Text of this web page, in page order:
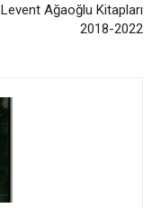
Levent Ağaoğlu Kitapları
2018-2022